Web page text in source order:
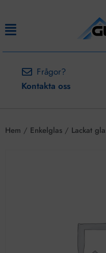
Frågor?
Kontakta oss
Hem / Enkelglas / Lackat